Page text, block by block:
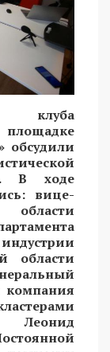
клуба
обсудили
В ходе
вице-
области
области
Леонид